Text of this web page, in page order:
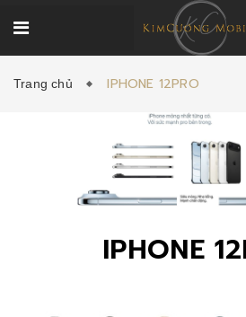
Trang chủ IPHONE 12PRO
IPHONE